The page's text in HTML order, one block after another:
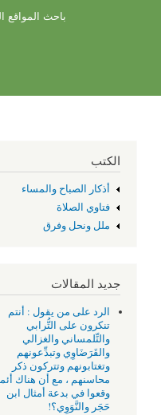
باحث المواقع
الكتب
أذكار الصباح والمساء
فتاوي الصلاة
ملل ونحل وفرق
جديد المقالات
الرد على من يقول : أنتم
تنكرون على التُّرابي
والتِّلمساني والغزالي
والقَرَضَاوِي وتبدِّعونهم
وتغتابونهم وتتركون ذكر
محاسنهم ، مع أن هناك
وقعوا في بدعة أمثال ابن
حَجَر والنَّوَوِي؟!